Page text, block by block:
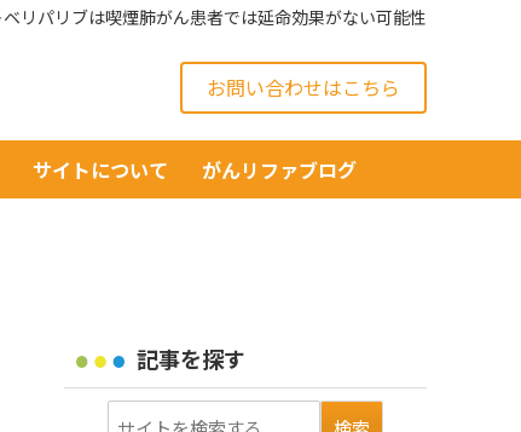
リパリブは喫煙肺がん患者では延命効果がない可能性
お問い合わせはこちら
サイトについて がんリファブログ
記事を探す